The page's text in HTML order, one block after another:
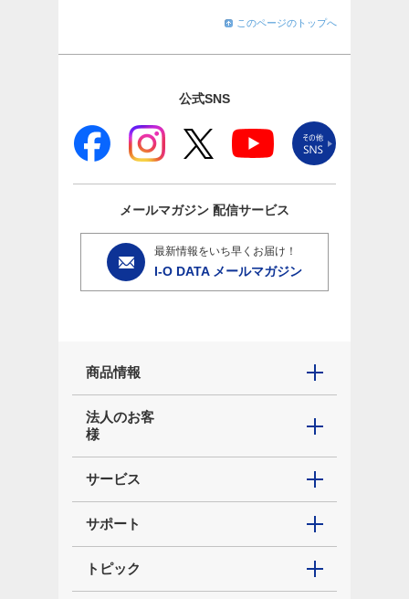
このページのトップへ
公式SNS
メールマガジン 配信サービス
最新情報をいち早くお届け！
I-O DATA メールマガジン
商品情報
法人のお客
様
サービス
サポート
トピック